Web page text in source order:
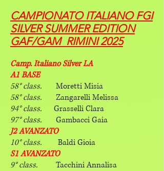
CAMPIONATO ITALIANO FGI
SILVER SUMMER EDITION
GAF/GAM RIMINI 2025
Camp. Italiano Silver LA
A1 BASE
58° class. Moretti Misia
58° class. Zangarelli Melissa
94° class. Grasselli Clara
97° class. Gambacci Gaia
J2 AVANZATO
10° class. Baldi Gioia
S1 AVANZATO
9° class. Tacchini Annalisa